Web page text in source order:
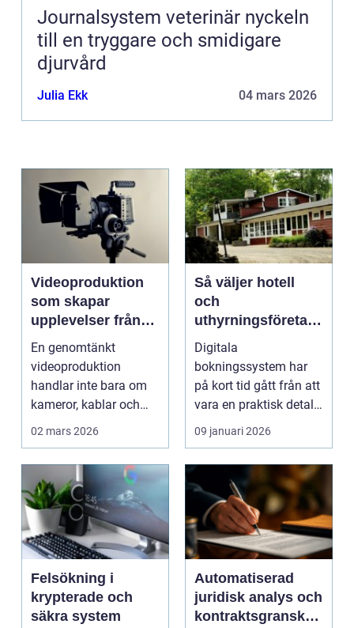
Journalsystem veterinär nyckeln
till en tryggare och smidigare
djurvård
Julia Ekk 04 mars 2026
Videoproduktion
som skapar
upplevelser från
idé till färdig
sändning
En genomtänkt
videoproduktion
handlar inte bara om
kameror, kablar och
skärmar. Den handlar
02 mars 2026
Så väljer hotell
och
uthyrningsföretag
rätt
bokningssystem
Digitala
bokningssystem har
på kort tid gått från att
vara en praktisk detalj
till...
09 januari 2026
Felsökning i
krypterade och
säkra system
Automatiserad
juridisk analys och
kontraktsgranskni